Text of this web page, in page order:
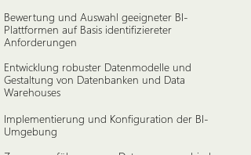
Bewertung und Auswahl geeigneter BI-
Plattformen auf Basis identifiziereter
Anforderungen
Entwicklung robuster Datenmodelle und
Gestaltung von Datenbanken und Data
Warehouses
Implementierung und Konfiguration der BI-
Umgebung